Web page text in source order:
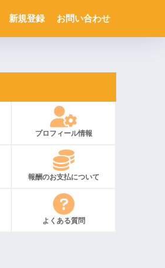
新規登録 お問い合わせ
プロフィール情報
報酬のお支払について
よくある質問